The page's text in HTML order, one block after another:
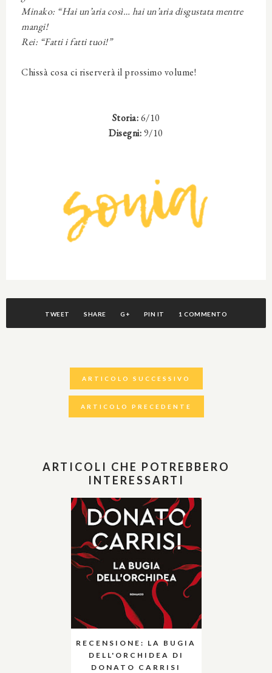
Minako: “Hai un’aria così… hai un’aria disgustata mentre
mangi!
Rei: “Fatti i fatti tuoi!”
Chissà cosa ci riserverà il prossimo volume!
Storia:6/10
Disegni:9/10
TWEET SHARE G+ PIN IT 1 COMMENTO
ARTICOLO SUCCESSIVO
ARTICOLO PRECEDENTE
ARTICOLI CHE POTREBBERO
INTERESSARTI
RECENSIONE: LA BUGIA
DELL'ORCHIDEA DI
DONATO CARRISI